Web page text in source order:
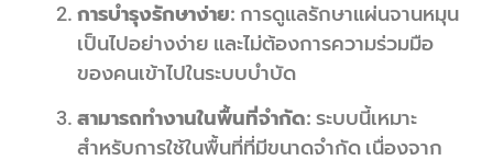
การบำรุงรักษาง่าย: การดูแลรักษาแผ่นจานหมุน
เป็นไปอย่างง่าย และไม่ต้องการความร่วมมือ
ของคนเข้าไปในระบบบำบัด
สามารถทำงานในพื้นที่จำกัด: ระบบนี้เหมาะ
สำหรับการใช้ในพื้นที่ที่มีขนาดจำกัด เนื่องจาก